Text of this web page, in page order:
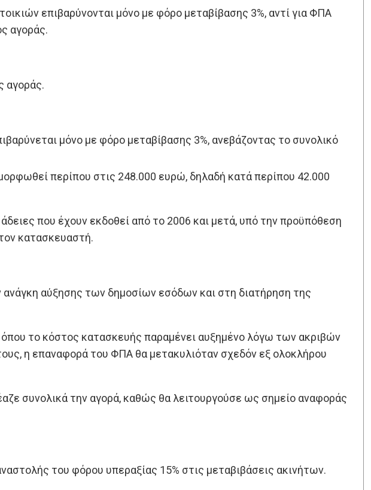
επιβαρύνονται μόνο με φόρο μεταβίβασης 3%, αντί για ΦΠΑ
αγοράς.
αγοράς.
μόνο με φόρο μεταβίβασης 3%, ανεβάζοντας το συνολικό
περίπου στις 248.000 ευρώ, δηλαδή κατά περίπου 42.000
που έχουν εκδοθεί από το 2006 και μετά, υπό την προϋπόθεση
κατασκευαστή.
αύξησης των δημοσίων εσόδων και στη διατήρηση της
όπου το κόστος κατασκευής παραμένει αυξημένο λόγω των ακριβών
η επαναφορά του ΦΠΑ θα μετακυλιόταν σχεδόν εξ ολοκλήρου
συνολικά την αγορά, καθώς θα λειτουργούσε ως σημείο αναφοράς
του φόρου υπεραξίας 15% στις μεταβιβάσεις ακινήτων.